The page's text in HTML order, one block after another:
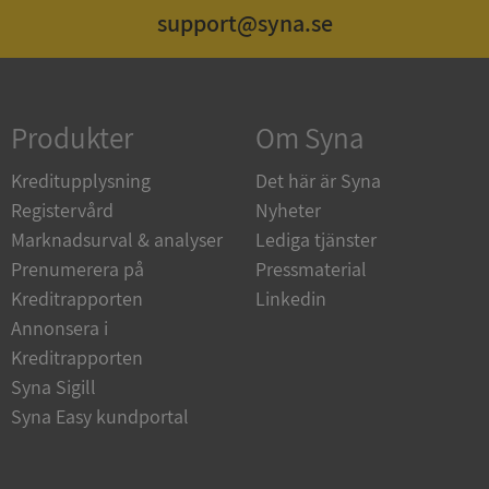
support@syna.se
Produkter
Kreditupplysning
Registervård
Marknadsurval & analyser
Prenumerera på
Kreditrapporten
Annonsera i
Kreditrapporten
Syna Sigill
Syna Easy kundportal
Om Syna
Det här är Syna
Nyheter
Lediga tjänster
Pressmaterial
Linkedin
Strikt nödvändiga kakor tillåter
kärnwebbplatsfunktioner som användarinloggning
och kontohantering. Webbplatsen kan inte
användas ordentligt utan strikt nödvändiga cookies.
Namn
Leverantör
Domän
Microsoft
Corporation